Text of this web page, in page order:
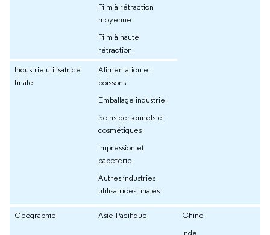
Film à rétraction
moyenne
Film à haute
rétraction
Industrie utilisatrice
finale
Alimentation et
boissons
Emballage industriel
Soins personnels et
cosmétiques
Impression et
papeterie
Autres industries
utilisatrices finales
Géographie Asie-Pacifique
Chine
Inde